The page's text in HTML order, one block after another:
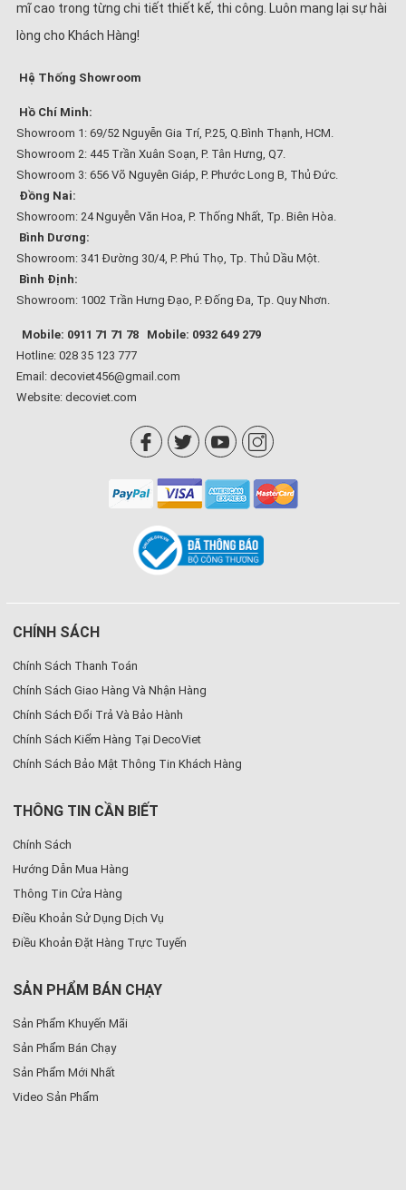
mĩ cao trong từng chi tiết thiết kế, thi công. Luôn mang lại sự hài
lòng cho Khách Hàng!
Hệ Thống Showroom
Hồ Chí Minh:
Showroom 1: 69/52 Nguyễn Gia Trí, P.25, Q.Bình Thạnh, HCM.
Showroom 2: 445 Trần Xuân Soạn, P. Tân Hưng, Q7.
Showroom 3: 656 Võ Nguyên Giáp, P. Phước Long B, Thủ Đức.
Đồng Nai:
Showroom: 24 Nguyễn Văn Hoa, P. Thống Nhất, Tp. Biên Hòa.
Bình Dương:
Showroom: 341 Đường 30/4, P. Phú Thọ, Tp. Thủ Dầu Một.
Bình Định:
Showroom: 1002 Trần Hưng Đạo, P. Đống Đa, Tp. Quy Nhơn.
Mobile: 0911 71 71 78
Mobile: 0932 649 279
Hotline: 028 35 123 777
Email: decoviet456@gmail.com
Website: decoviet.com
CHÍNH SÁCH
Chính Sách Thanh Toán
Chính Sách Giao Hàng Và Nhận Hàng
Chính Sách Đổi Trả Và Bảo Hành
Chính Sách Kiểm Hàng Tại DecoViet
Chính Sách Bảo Mật Thông Tin Khách Hàng
THÔNG TIN CẦN BIẾT
Chính Sách
Hướng Dẫn Mua Hàng
Thông Tin Cửa Hàng
Điều Khoản Sử Dụng Dịch Vụ
Điều Khoản Đặt Hàng Trực Tuyến
SẢN PHẨM BÁN CHẠY
Sản Phẩm Khuyến Mãi
Sản Phẩm Bán Chạy
Sản Phẩm Mới Nhất
Video Sản Phẩm